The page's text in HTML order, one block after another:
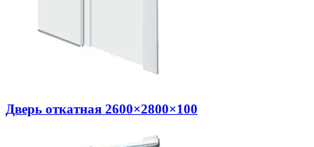
Дверь откатная 2600×2800×100